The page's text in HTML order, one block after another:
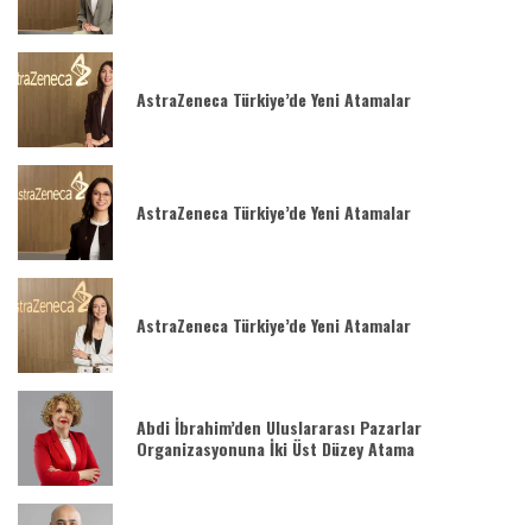
AstraZeneca Türkiye’de Yeni Atamalar
AstraZeneca Türkiye’de Yeni Atamalar
AstraZeneca Türkiye’de Yeni Atamalar
Abdi İbrahim’den Uluslararası Pazarlar
Organizasyonuna İki Üst Düzey Atama